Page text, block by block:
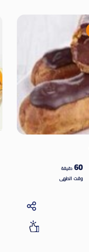
60 دقيقة
وقت الطهى